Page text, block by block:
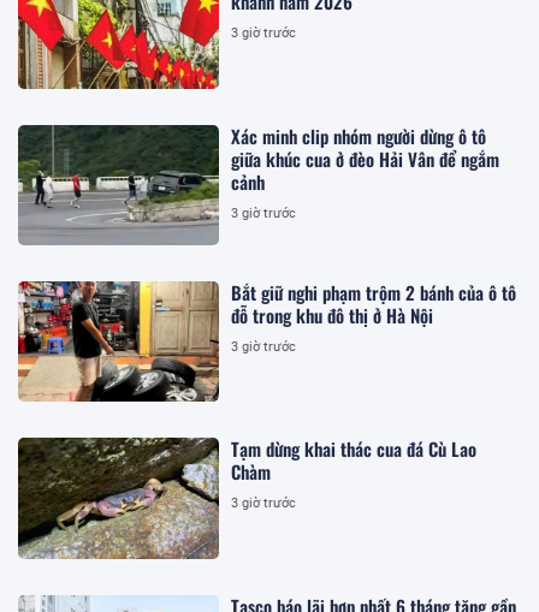
3 giờ trước
Xác minh clip nhóm người dừng ô tô
giữa khúc cua ở đèo Hải Vân để ngắm
cảnh
3 giờ trước
Bắt giữ nghi phạm trộm 2 bánh của ô tô
đỗ trong khu đô thị ở Hà Nội
3 giờ trước
Tạm dừng khai thác cua đá Cù Lao
Chàm
3 giờ trước
Tasco báo lãi hợp nhất 6 tháng tăng gần